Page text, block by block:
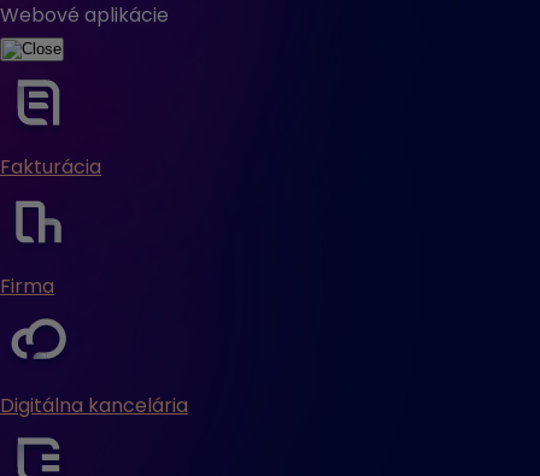
Webové aplikácie
Fakturácia
Firma
Digitálna kancelária